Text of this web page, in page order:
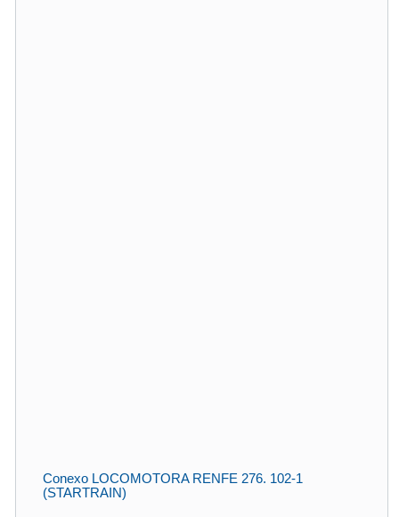
Conexo LOCOMOTORA RENFE 276. 102-1
(STARTRAIN)